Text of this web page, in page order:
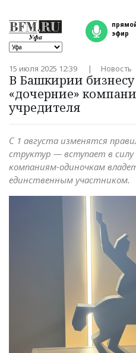
эфир
15 июля 2025 12:39 Новость
В Башкирии бизнесу
«дочерние»
учредителя
С 1 августа изменятся
структур — вступает в
компаниям-одиночкам
единственным участником.